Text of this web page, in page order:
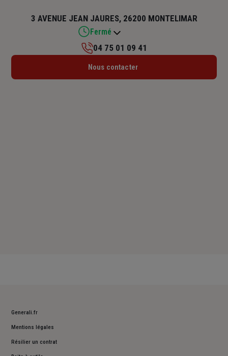
3 AVENUE JEAN JAURES, 26200 MONTELIMAR
Fermé
Lundi : Fermé
04 75 01 09 41
Nous contacter
Generali.fr
Mentions légales
Résilier un contrat